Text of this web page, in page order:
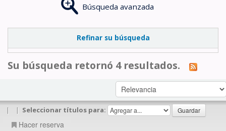
Búsqueda avanzada
Refinar su búsqueda
Su búsqueda retornó 4 resultados.
| | Seleccionar títulos para:
Hacer reserva